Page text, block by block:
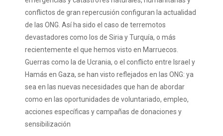
conflictos de gran repercusión configuran la actualidad
de las ONG. Así ha sido el caso de terremotos
devastadores como los de Siria y Turquía, o más
recientemente el que hemos visto en Marruecos.
Guerras como la de Ucrania, o el conflicto entre Israel y
Hamás en Gaza, se han visto reflejados en las ONG: ya
sea en las nuevas necesidades que han de abordar
como en las oportunidades de voluntariado, empleo,
acciones específicas y campañas de donaciones y
sensibilización